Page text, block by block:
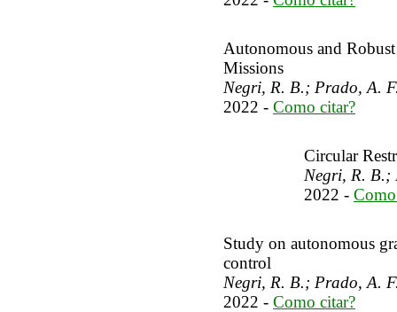
Autonomous and
Missions
Negri, R. B.; Prado, A.
2022 - Como citar?
Circular
Negri, R. B.;
2022 -
Study on autonomous
control
Negri, R. B.; Prado, A.
2022 - Como citar?